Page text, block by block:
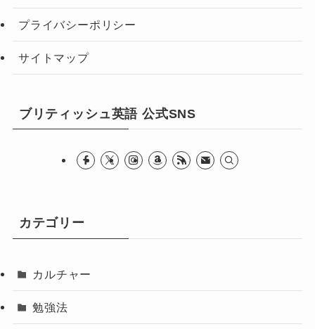
プライバシーポリシー
サイトマップ
ブリティッシュ英語 公式SNS
カテゴリー
カルチャー
勉強法